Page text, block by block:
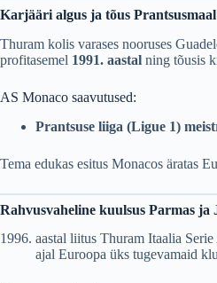
Karjääri algus ja tõus Prantsusmaal
Thuram kolis varases nooruses
profitasemel 1991. aastal ning tõusis
AS Monaco saavutused:
Prantsuse liiga (Ligue 1)
Tema edukas esitus Monacos äratas
Rahvusvaheline kuulsus Parmas ja
aastal liitus Thuram Itaalia
ajal Euroopa üks tugevamaid